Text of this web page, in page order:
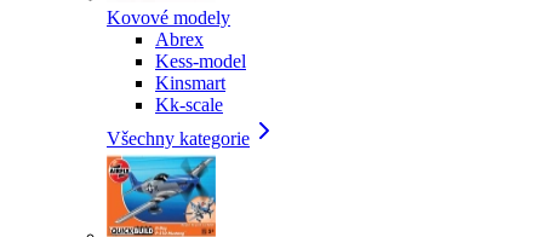
Kovové modely
Abrex
Kess-model
Kinsmart
Kk-scale
Všechny kategorie